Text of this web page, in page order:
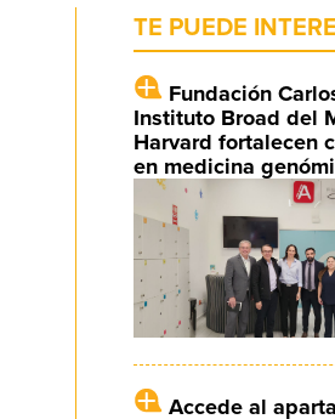
TE PUEDE
Fundación
Instituto Broad del
Harvard fortalecen
en medicina
Accede al